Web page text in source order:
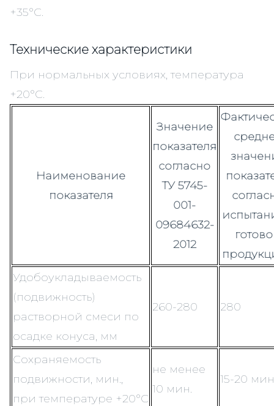
+35°С.
Технические характеристики
При нормальных условиях, температура
+20°С.
Наименование
показателя
Значение
показателя
согласно
ТУ 5745-
001-
09684632-
2012
Удобоукладываемость
(подвижность)
растворной смеси по
осадке конуса, мм
260-280 280
Сохраняемость
подвижности, мин.,
при температуре +20°С
не менее
10 мин.
15-20